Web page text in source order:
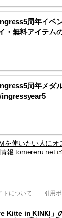
周年イベ
・無料アイテム
周年メダ
を使いたい人にオ
報 tomereru.net
トについて 引用
Kitte in KINKI」